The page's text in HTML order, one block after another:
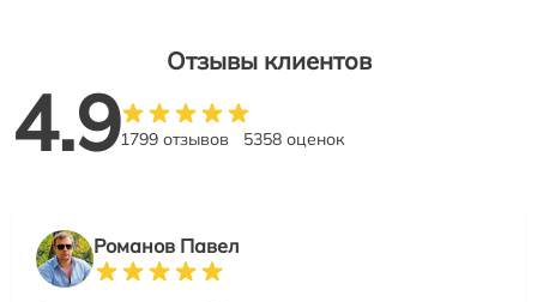
Отзывы клиентов
4.91799 отзывов 5358 оценок
Романов Павел